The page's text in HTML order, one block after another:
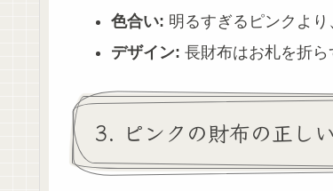
色合い: 明るすぎるピンクよ
デザイン: 長財布はお札を折ら
3. ピンクの財布の正し